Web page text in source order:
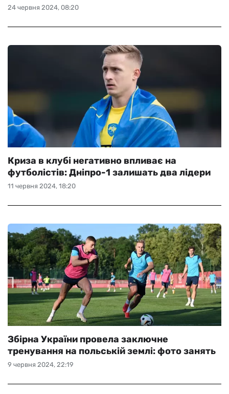
24 червня 2024, 08:20
11 червня 2024, 18:20
Криза в клубі негативно впливає на
футболістів: Дніпро-1 залишать два лідери
9 червня 2024, 22:19
Збірна України провела заключне
тренування на польській землі: фото занять